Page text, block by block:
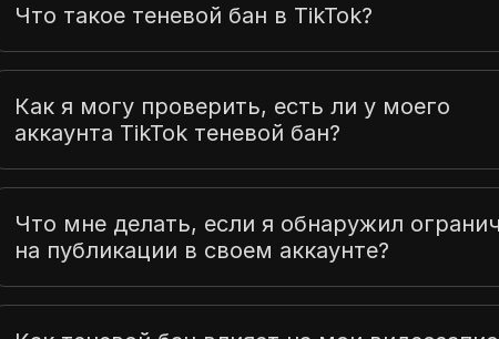
Что такое теневой бан в TikTok?
Как я могу проверить, есть ли у моего
аккаунта TikTok теневой бан?
Что мне делать, если я обнаружил
на публикации в своем аккаунте?